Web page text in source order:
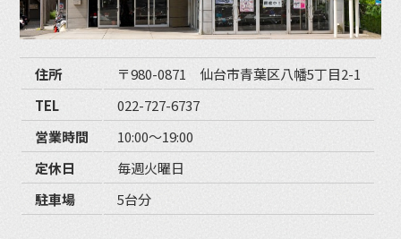
住所
〒980-0871 仙台市青葉区八幡5丁目2-1
TEL
022-727-6737
営業時間
10:00〜19:00
定休日
毎週火曜日
駐車場
5台分